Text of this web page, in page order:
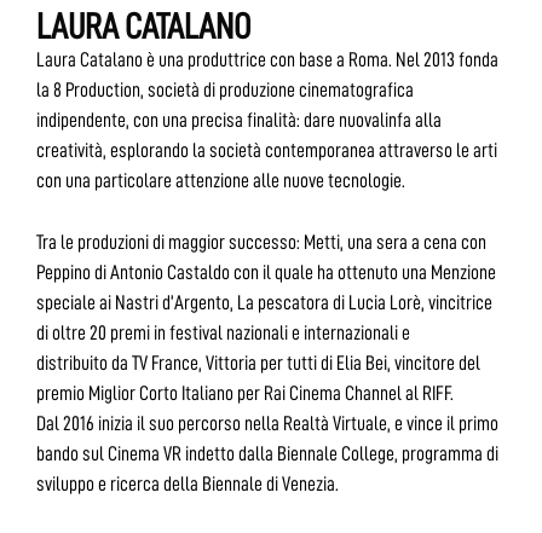
LAURA CATALANO
Laura Catalano è una produttrice con base a Roma. Nel 2013 fonda
la 8 Production, società di produzione cinematografica
indipendente, con una precisa finalità: dare nuovalinfa alla
creatività, esplorando la società contemporanea attraverso le arti
con una particolare attenzione alle nuove tecnologie.
Tra le produzioni di maggior successo: Metti, una sera a cena con
Peppino di Antonio Castaldo con il quale ha ottenuto una Menzione
speciale ai Nastri d’Argento, La pescatora di Lucia Lorè, vincitrice
di oltre 20 premi in festival nazionali e internazionali e
distribuito da TV France, Vittoria per tutti di Elia Bei, vincitore del
premio Miglior Corto Italiano per Rai Cinema Channel al RIFF.
Dal 2016 inizia il suo percorso nella Realtà Virtuale, e vince il primo
bando sul Cinema VR indetto dalla Biennale College, programma di
sviluppo e ricerca della Biennale di Venezia.